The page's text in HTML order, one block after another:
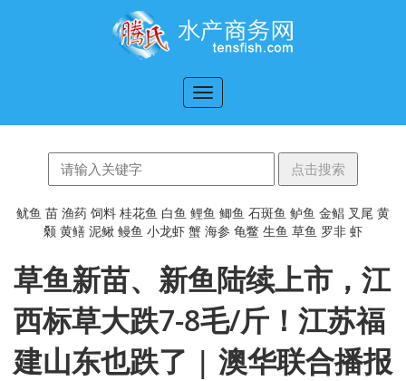
切
换
导
航
鱿鱼 苗 渔药 饲料 桂花鱼 白鱼 鲤鱼 鲫鱼 石斑鱼 鲈鱼 金鲳 叉尾 黄
颡 黄鳝 泥鳅 鳗鱼 小龙虾 蟹 海参 龟鳖 生鱼 草鱼 罗非 虾
草鱼新苗、新鱼陆续上市，江
西标草大跌7-8毛/斤！江苏福
建山东也跌了 | 澳华联合播报